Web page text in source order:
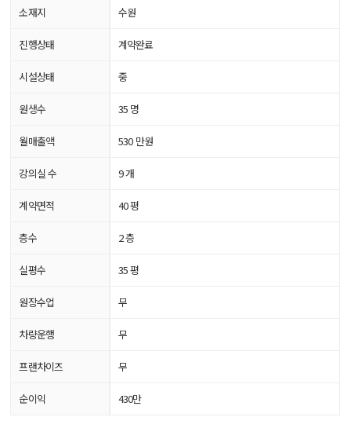
소재지 수원
진행상태 계약완료
시설상태 중
원생수 35 명
월매출액 530 만원
강의실 수 9 개
계약면적 40 평
층수 2 층
실평수 35 평
원장수업 무
차량운행 무
프랜차이즈 무
순이익 430만